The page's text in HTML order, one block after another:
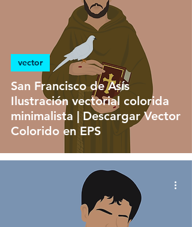
San Francisco de Asís
Ilustración vectorial colorida
minimalista | Descargar Vector
Colorido en EPS
vector